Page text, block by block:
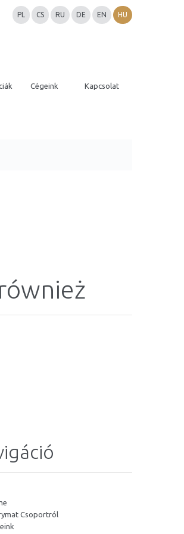
PL CS RU DE EN HU
Cégeink Kapcsolat
Csoportról